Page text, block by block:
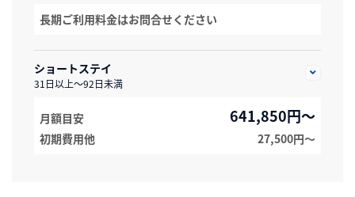
長期ご利用料金はお問合せください
ショートステイ
31日以上～92日未満
月額目安 641,850円～
初期費用他 27,500円〜